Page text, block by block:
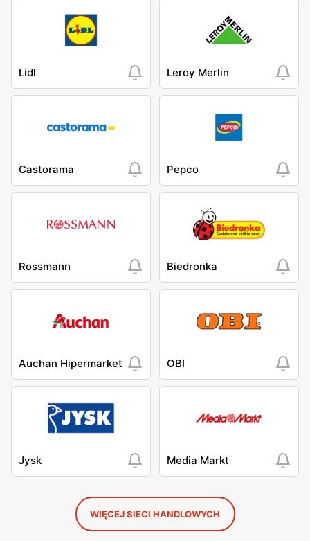
Lidl Leroy Merlin
Castorama Pepco
Rossmann Biedronka
Auchan Hipermarket OBI
Jysk Media Markt
WIĘCEJ SIECI HANDLOWYCH